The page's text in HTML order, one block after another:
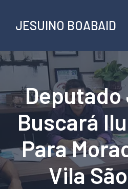
conteúdo
JESUINO BOABAID
Buscará
Para
Vila